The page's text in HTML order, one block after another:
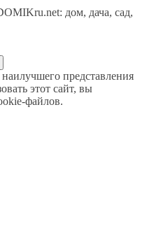
дом, дача, сад,
представления
этот сайт, вы
файлов.